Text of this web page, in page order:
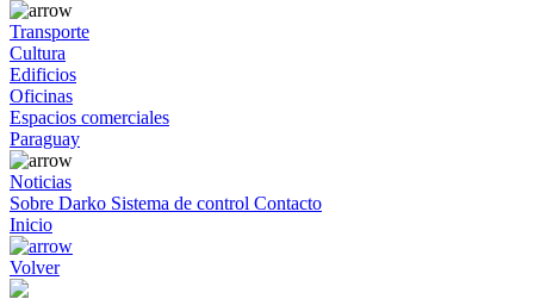
Transporte
Cultura
Edificios
Oficinas
Espacios comerciales
Paraguay
Noticias
Sobre Darko Sistema de control Contacto
Inicio
Volver